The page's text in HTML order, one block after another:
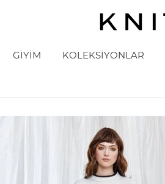
GİYİM KOLEKSİYONLAR